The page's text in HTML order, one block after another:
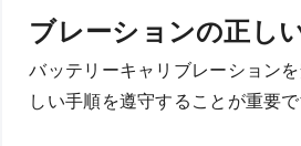
ブレーションの正し
バッテリーキャリブレーション
しい手順を遵守することが重要で